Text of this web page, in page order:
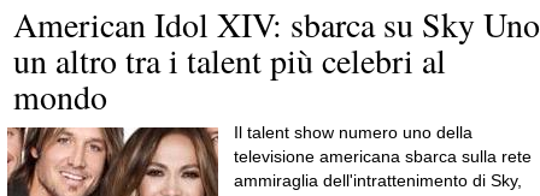
American Idol XIV: sbarca su Sky Uno
un altro tra i talent più celebri al
mondo
Il talent show numero uno della
televisione americana sbarca sulla rete
ammiraglia dell'intrattenimento di Sky,